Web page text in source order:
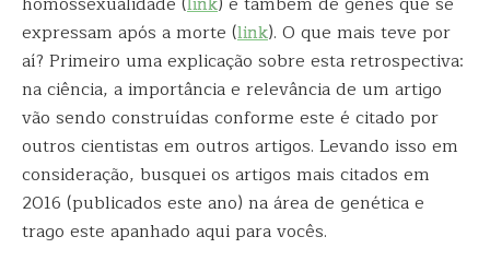
expressam após a morte (link). O que mais teve por
aí? Primeiro uma explicação sobre esta retrospectiva:
na ciência, a importância e relevância de um artigo
vão sendo construídas conforme este é citado por
outros cientistas em outros artigos. Levando isso em
consideração, busquei os artigos mais citados em
2016 (publicados este ano) na área de genética e
trago este apanhado aqui para vocês.